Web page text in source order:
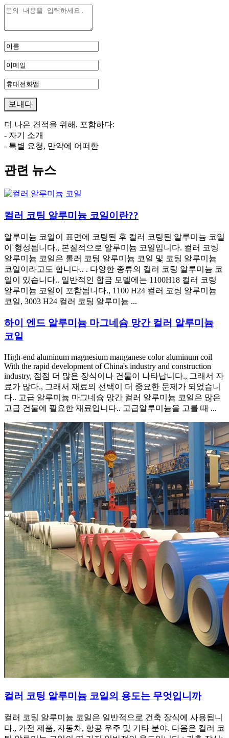
더 나은 견적을 위해, 포함하다:
- 자기 소개
- 특별 요청, 만약에 어떠한
관련 뉴스
컬러 코팅 알루미늄 코일이란??
알루미늄 코일이 표면에 코팅된 후 컬러 코팅된 알루미늄 코일
이 형성됩니다., 본질적으로 알루미늄 코일입니다. 컬러 코팅
알루미늄 코일은 롤러 코팅 알루미늄 코일 및 코팅 알루미늄
코일이라고도 합니다.. . 다양한 종류의 컬러 코팅 알루미늄 코
일이 있습니다.. 일반적인 합금 모델에는 1100H18 컬러 코팅
알루미늄 코일이 포함됩니다., 1100 H24 컬러 코팅 알루미늄
코일, 3003 H24 컬러 코팅 알루미늄 ...
하이 엔드 알루미늄 마그네슘 망간 컬러 알루미늄
코일
High-end aluminum magnesium manganese color aluminum coil
With the rapid development of China's industry and construction
industry, 점점 더 많은 장식이나 건물이 나타납니다., 그래서 자
료가 많다., 그래서 재료의 선택이 더 중요한 문제가 되었습니
다.. 고급 알루미늄 마그네슘 망간 컬러 알루미늄 코일은 많은
고급 건물에 필요한 재료입니다.. 고급알루미늄을 고를 때 ...
컬러 코팅 알루미늄 코일의 용도는 무엇입니까
컬러 코팅 알루미늄 코일은 일반적으로 건축 장식에 사용됩니
다., 가전 ​​제품, 자동차, 항공 우주 및 기타 분야. 다음은 컬러 코